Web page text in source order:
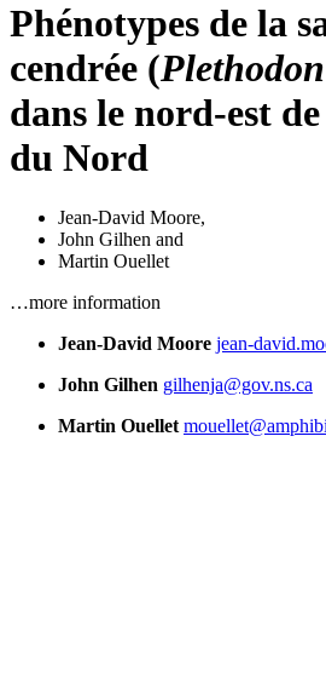
Phénotypes de la
cendrée (
dans le nord-est
du Nord
Jean-David Moore,
John Gilhen and
Martin Ouellet
…more information
Jean-David Moore jean-
John Gilhen gilhenja@gov.ns.ca
Martin Ouellet